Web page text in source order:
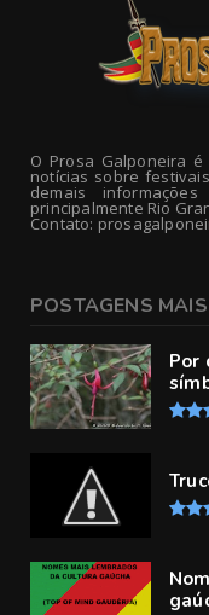
O Prosa Galponeira
notícias sobre
demais
principalmente Rio
Contato:
POSTAGENS
Por